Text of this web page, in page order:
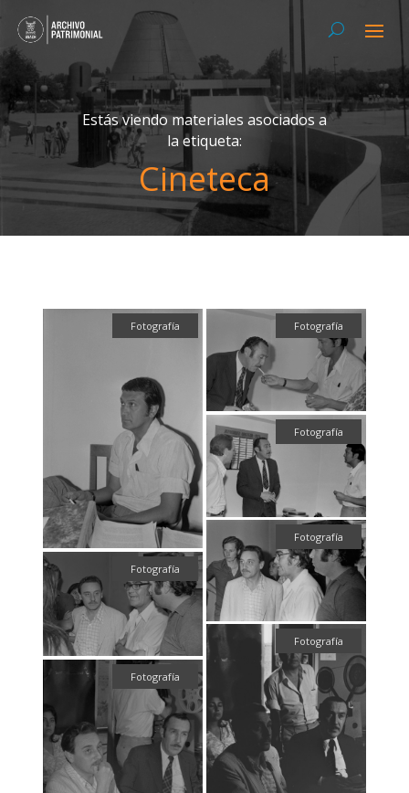
Estás viendo materiales asociados a
la etiqueta:
Cineteca
Fotografía Fotografía
Fotografía
Fotografía
Fotografía
Fotografía
Fotografía